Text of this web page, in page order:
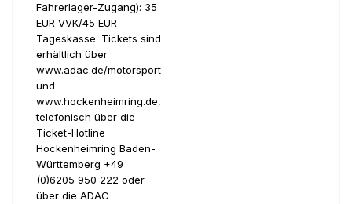
Fahrerlager-Zugang): 35
EUR VVK/45 EUR
Tageskasse. Tickets sind
erhältlich über
www.adac.de/motorsport
und
www.hockenheimring.de,
telefonisch über die
Ticket-Hotline
Hockenheimring Baden-
Württemberg +49
(0)6205 950 222 oder
über die ADAC